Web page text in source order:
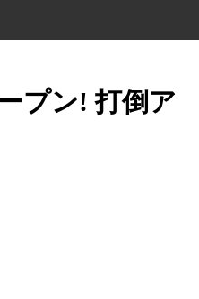
プン! 打倒ア